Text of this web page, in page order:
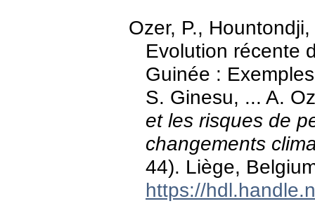
Ozer, P.,
Evolution récente
Guinée :
S. Ginesu, ... A.
et les risques de
changements
44). Liège,
https://